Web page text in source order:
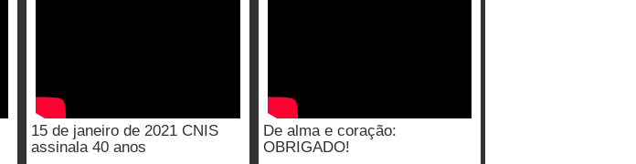
15 de janeiro de 2021 CNIS
assinala 40 anos
De alma e coração:
OBRIGADO!